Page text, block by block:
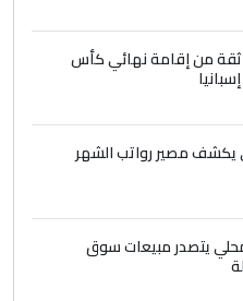
من إقامة نهائي كأس
مصير رواتب الشهر
يتصدر مبيعات سوق